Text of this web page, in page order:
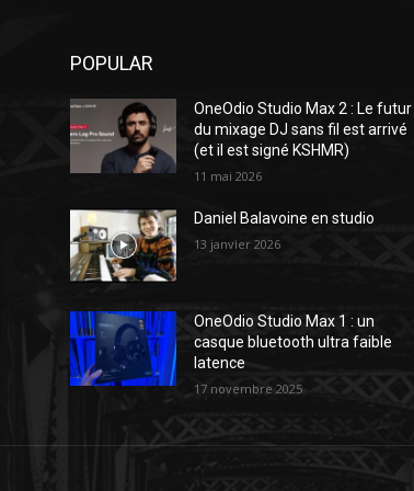
POPULAR
OneOdio Studio Max 2 : Le futur
du mixage DJ sans fil est arrivé
(et il est signé KSHMR)
11 mai 2026
Daniel Balavoine en studio
13 janvier 2026
OneOdio Studio Max 1 : un
casque bluetooth ultra faible
latence
17 novembre 2025